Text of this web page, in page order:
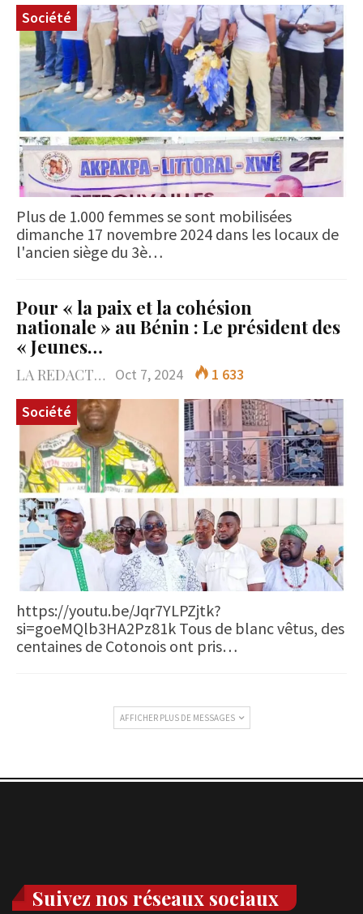
Société
Plus de 1.000 femmes se sont mobilisées
dimanche 17 novembre 2024 dans les locaux de
l'ancien siège du 3è…
Pour « la paix et la cohésion
nationale » au Bénin : Le président des
« Jeunes…
LA REDACTION Oct 7, 2024
1 633
Société
https://youtu.be/Jqr7YLPZjtk?
si=goeMQlb3HA2Pz81k Tous de blanc vêtus, des
centaines de Cotonois ont pris…
AFFICHER PLUS DE MESSAGES
Suivez nos réseaux sociaux